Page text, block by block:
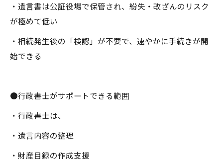
・遺言書は公証役場で保管され、紛失・改ざんのリスク
が極めて低い
・相続発生後の「検認」が不要で、速やかに手続きが開
始できる
●行政書士がサポートできる範囲
・行政書士は、
・遺言内容の整理
・財産目録の作成支援